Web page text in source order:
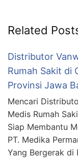
Related
Distributor
Rumah Sakit di
Provinsi Jawa
Mencari
Medis Rumah
Siap Membantu
PT. Medika
Yang Bergerak